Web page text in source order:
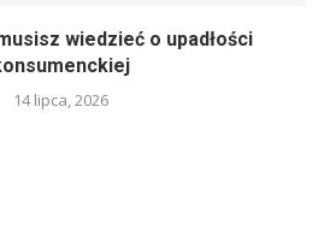
wiedzieć o upadłości
14 lipca, 2026